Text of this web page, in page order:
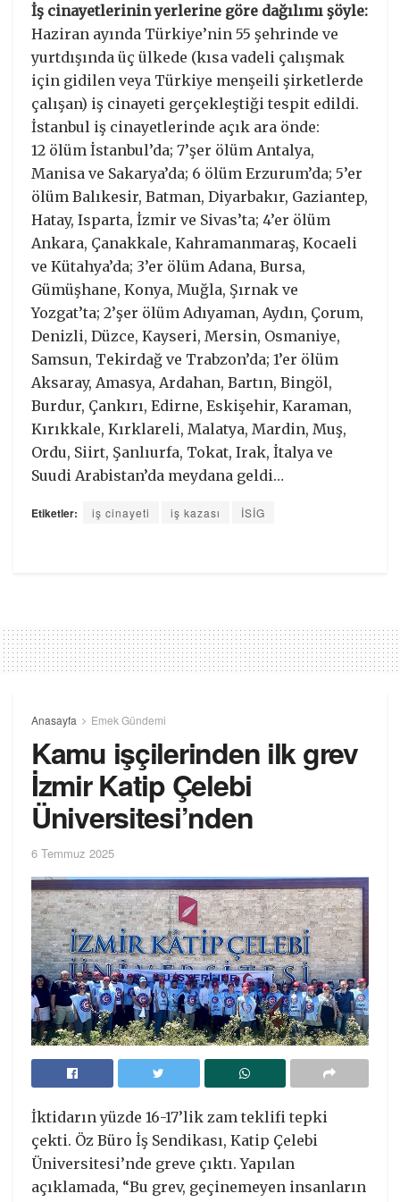
İş cinayetlerinin yerlerine göre dağılımı şöyle:
Haziran ayında Türkiye’nin 55 şehrinde ve
yurtdışında üç ülkede (kısa vadeli çalışmak
için gidilen veya Türkiye menşeili şirketlerde
çalışan) iş cinayeti gerçekleştiği tespit edildi.
İstanbul iş cinayetlerinde açık ara önde:
12 ölüm İstanbul’da; 7’şer ölüm Antalya,
Manisa ve Sakarya’da; 6 ölüm Erzurum’da; 5’er
ölüm Balıkesir, Batman, Diyarbakır, Gaziantep,
Hatay, Isparta, İzmir ve Sivas’ta; 4’er ölüm
Ankara, Çanakkale, Kahramanmaraş, Kocaeli
ve Kütahya’da; 3’er ölüm Adana, Bursa,
Gümüşhane, Konya, Muğla, Şırnak ve
Yozgat’ta; 2’şer ölüm Adıyaman, Aydın, Çorum,
Denizli, Düzce, Kayseri, Mersin, Osmaniye,
Samsun, Tekirdağ ve Trabzon’da; 1’er ölüm
Aksaray, Amasya, Ardahan, Bartın, Bingöl,
Burdur, Çankırı, Edirne, Eskişehir, Karaman,
Kırıkkale, Kırklareli, Malatya, Mardin, Muş,
Ordu, Siirt, Şanlıurfa, Tokat, Irak, İtalya ve
Suudi Arabistan’da meydana geldi…
Etiketler: iş cinayeti iş kazası İSİG
Anasayfa Emek Gündemi
Kamu işçilerinden ilk grev
İzmir Katip Çelebi
Üniversitesi’nden
6 Temmuz 2025
İktidarın yüzde 16-17’lik zam teklifi tepki
çekti. Öz Büro İş Sendikası, Katip Çelebi
Üniversitesi’nde greve çıktı. Yapılan
açıklamada, “Bu grev, geçinemeyen insanların